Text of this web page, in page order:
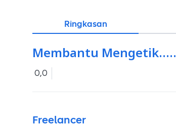
Ringkasan
Membantu Mengetik.....
0,0
Freelancer